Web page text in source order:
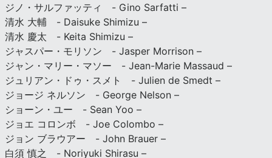
ジノ・サルファッティ - Gino Sarfatti –
清水 大輔 - Daisuke Shimizu –
清水 慶太 - Keita Shimizu –
ジャスパー・モリソン - Jasper Morrison –
ジャン・マリー・マソー - Jean-Marie Massaud –
ジュリアン・ドゥ・スメト - Julien de Smedt –
ジョージ ネルソン - George Nelson –
ショーン・ユー - Sean Yoo –
ジョエ コロンボ - Joe Colombo –
ジョン ブラウアー - John Brauer –
白須 慎之 - Noriyuki Shirasu –